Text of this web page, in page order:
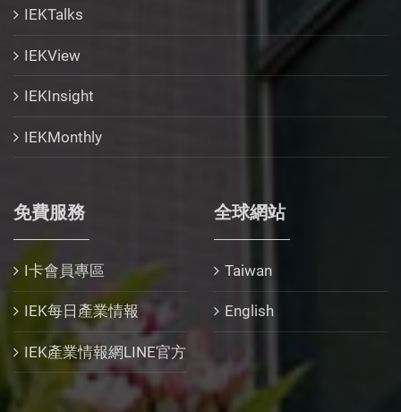
IEKTalks
IEKView
IEKInsight
IEKMonthly
免費服務
I卡會員專區
IEK每日產業情報
IEK產業情報網LINE官方
全球網站
Taiwan
English